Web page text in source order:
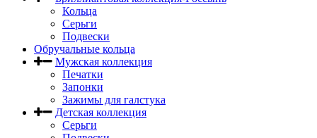
Кольца
Серьги
Подвески
Обручальные кольца
Мужская коллекция
Печатки
Запонки
Зажимы для галстука
Детская коллекция
Серьги